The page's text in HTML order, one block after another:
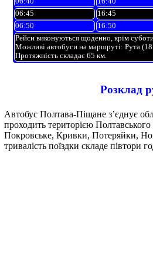
06:45
16:45
06:50
16:50
Рейси виконуються щоденно, крім
Можливі автобуси на маршруті: Рута (18
Протяжність складає 65 км.
Розклад
Автобус Полтава-Піщане з’єднує
проходить територією
Покровське, Кривки, Потеряйки,
тривалість поїздки складе півтори